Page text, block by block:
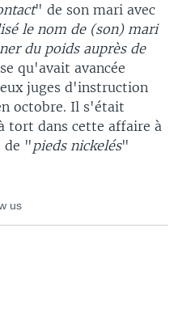
" de son mari avec
le nom de (son) mari
du poids auprès de
qu'avait avancée
juges d'instruction
octobre. Il s'était
tort dans cette affaire à
de "pieds nickelés"
us